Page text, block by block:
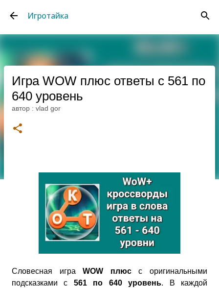
Игротайка
Игра WOW плюс ответы с 561 по
640 уровень
автор : vlad gor
Словесная игра WOW плюсс оригинальными
подсказками с 561 по 640 уровень. В каждой